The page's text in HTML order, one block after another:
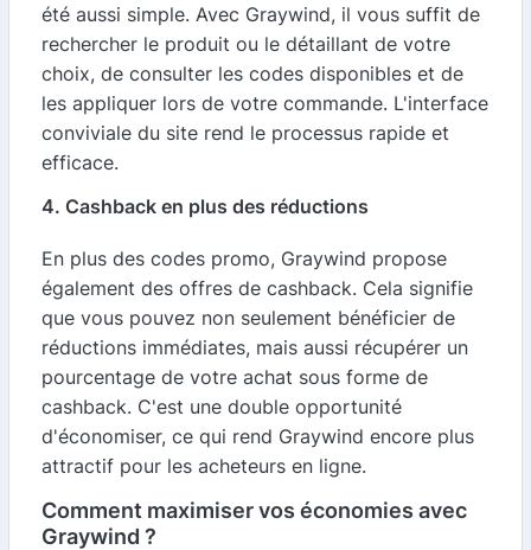
été aussi simple. Avec Graywind, il vous suffit de
rechercher le produit ou le détaillant de votre
choix, de consulter les codes disponibles et de
les appliquer lors de votre commande. L'interface
conviviale du site rend le processus rapide et
efficace.
4. Cashback en plus des réductions
En plus des codes promo, Graywind propose
également des offres de cashback. Cela signifie
que vous pouvez non seulement bénéficier de
réductions immédiates, mais aussi récupérer un
pourcentage de votre achat sous forme de
cashback. C'est une double opportunité
d'économiser, ce qui rend Graywind encore plus
attractif pour les acheteurs en ligne.
Comment maximiser vos économies avec
Graywind ?